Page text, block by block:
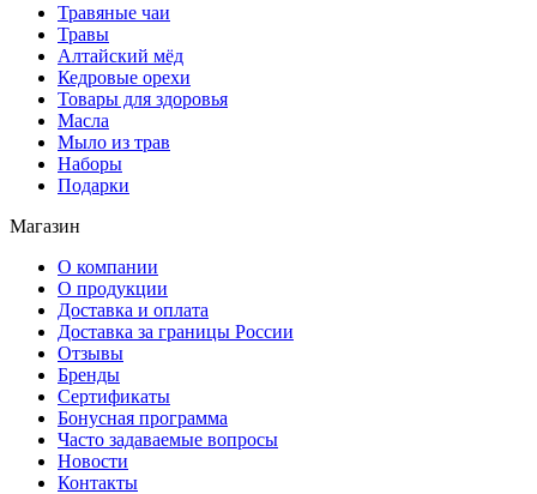
Травяные чаи
Травы
Алтайский мёд
Кедровые орехи
Товары для здоровья
Масла
Мыло из трав
Наборы
Подарки
Магазин
О компании
О продукции
Доставка и оплата
Доставка за границы России
Отзывы
Бренды
Сертификаты
Бонусная программа
Часто задаваемые вопросы
Новости
Контакты